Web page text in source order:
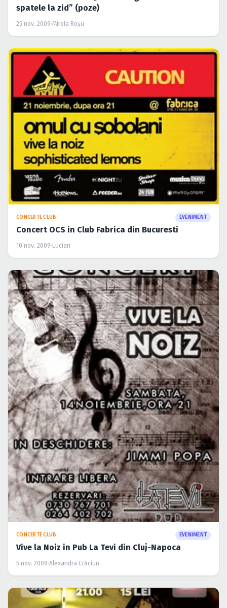
spatele la zid” (poze)
25 nov. 2009·Mirela Roşu
CONCERTE CLUB EVENIMENT
Concert OCS in Club Fabrica din Bucuresti
10 nov. 2009·Lucian
CONCERTE CLUB EVENIMENT
Vive la Noiz in Pub La Tevi din Cluj-Napoca
5 nov. 2009·Alexandra Crăciun